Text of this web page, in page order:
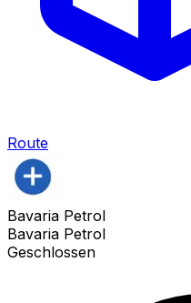
Route
Bavaria Petrol
Bavaria Petrol
Geschlossen